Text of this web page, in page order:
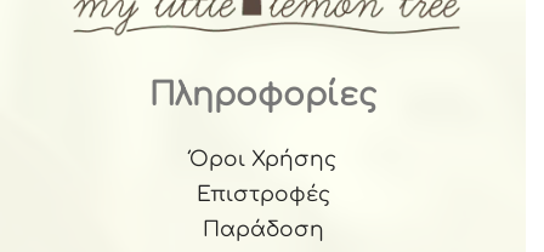
Πληροφορίες
Όροι Χρήσης
Επιστροφές
Παράδοση